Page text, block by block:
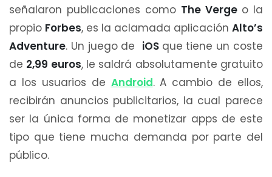
señalaron publicaciones como The Verge o la
propio Forbes, es la aclamada aplicación Alto’s
Adventure. Un juego de iOS que tiene un coste
de 2,99 euros, le saldrá absolutamente gratuito
a los usuarios de Android. A cambio de ellos,
recibirán anuncios publicitarios, la cual parece
ser la única forma de monetizar apps de este
tipo que tiene mucha demanda por parte del
público.